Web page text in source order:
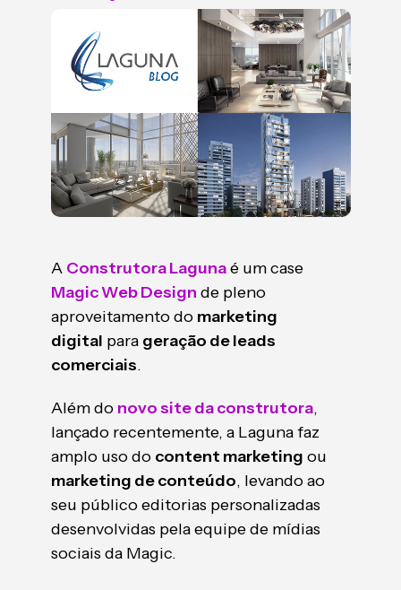
A Construtora Lagunaé um case
Magic Web Design de pleno
aproveitamento do marketing
digital para geração de leads
comerciais.
Além do novo site da construtora,
lançado recentemente, a Laguna faz
amplo uso do content marketing ou
marketing de conteúdo, levando ao
seu público editorias personalizadas
desenvolvidas pela equipe de mídias
sociais da Magic.